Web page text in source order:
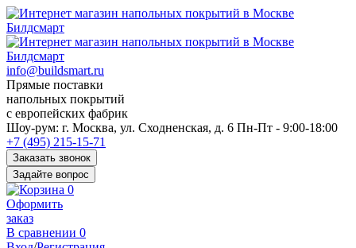
info@buildsmart.ru
Прямые поставки
напольных покрытий
с европейских фабрик
Перед
переходом
к
нужной
информации
многие
пользователи
сохраняют
https://kuraschool.ru/
Шоу-рум: г. Москва, ул. Сходненская, д. 6 Пн-Пт - 9:00-18:00
+7 (495) 215-15-71
Заказать звонок
Задайте вопрос
0
Оформить
заказ
В сравнении 0